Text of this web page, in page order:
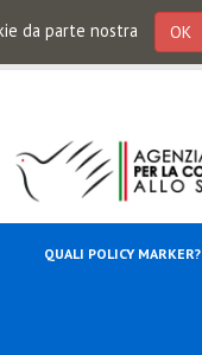
da parte nostra OK
QUALI POLICY MARKER?